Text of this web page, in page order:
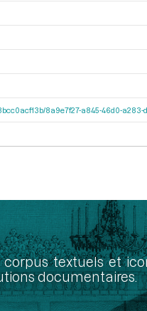
8a9e7f27-a845-46d0-
textuels et
documentaires.